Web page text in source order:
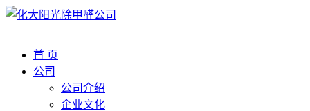
首 页
公司
公司介绍
企业文化